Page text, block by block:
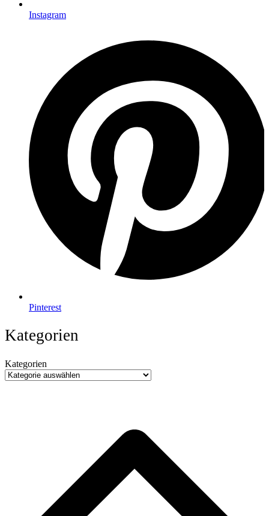
Instagram
Pinterest
Kategorien
Kategorien